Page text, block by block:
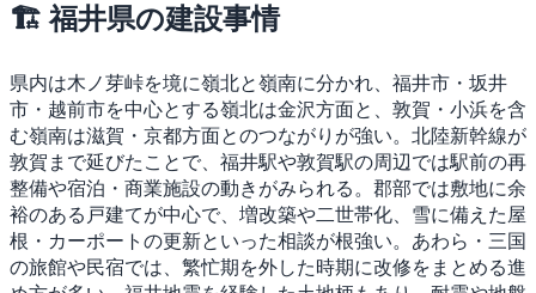
🏗 福井県の建設事情
県内は木ノ芽峠を境に嶺北と嶺南に分かれ、福井市・坂井
市・越前市を中心とする嶺北は金沢方面と、敦賀・小浜を含
む嶺南は滋賀・京都方面とのつながりが強い。北陸新幹線が
敦賀まで延びたことで、福井駅や敦賀駅の周辺では駅前の再
整備や宿泊・商業施設の動きがみられる。郡部では敷地に余
裕のある戸建てが中心で、増改築や二世帯化、雪に備えた屋
根・カーポートの更新といった相談が根強い。あわら・三国
の旅館や民宿では、繁忙期を外した時期に改修をまとめる進